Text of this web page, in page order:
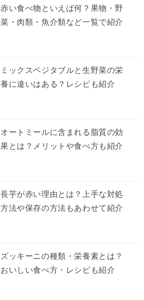
赤い食べ物といえば何？果物・野
菜・肉類・魚介類など一覧で紹介
ミックスベジタブルと生野菜の栄
養に違いはある？レシピも紹介
オートミールに含まれる脂質の効
果とは？メリットや食べ方も紹介
長芋が赤い理由とは？上手な対処
方法や保存の方法もあわせて紹介
ズッキーニの種類・栄養素とは？
おいしい食べ方・レシピも紹介